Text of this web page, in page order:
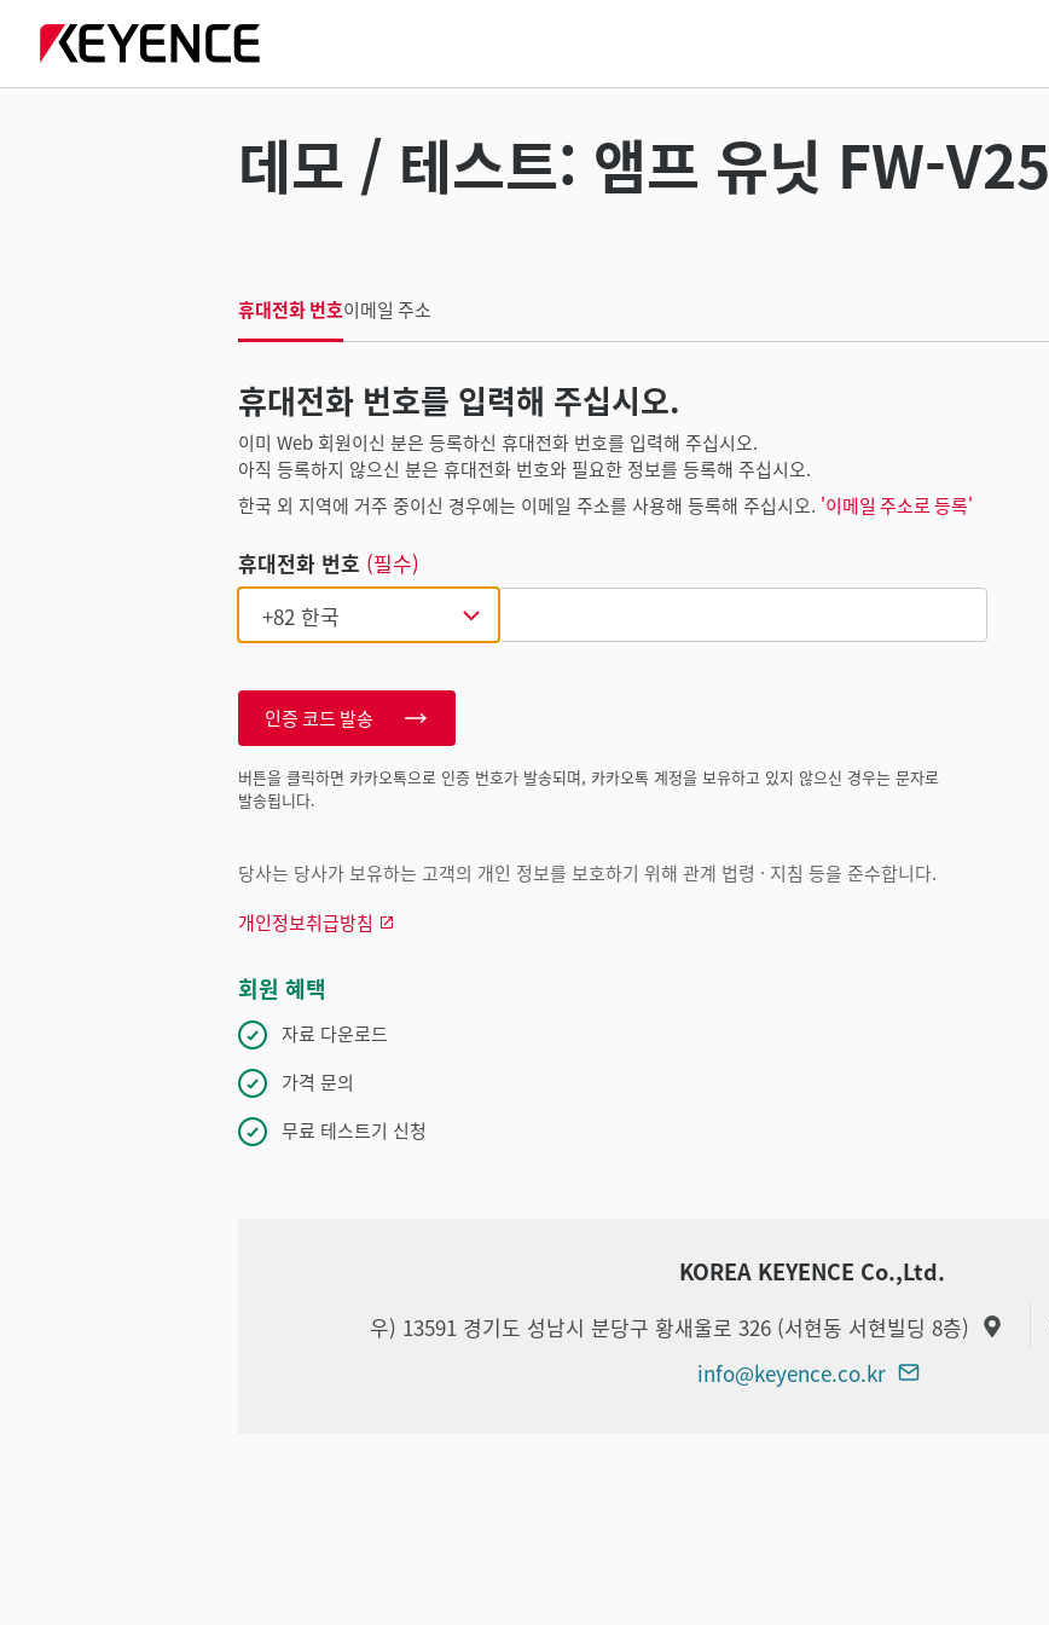
데모 / 테스트: 앰프 유닛 FW-V25
휴대전화 번호이메일 주소
휴대전화 번호를 입력해 주십시오.
이미 Web 회원이신 분은 등록하신 휴대전화 번호를 입력해 주십시오.
아직 등록하지 않으신 분은 휴대전화 번호와 필요한 정보를 등록해 주십시오.
한국 외 지역에 거주 중이신 경우에는 이메일 주소를 사용해 등록해 주십시오. '이메일 주소로 등록'
휴대전화 번호 (필수)
인증 코드 발송
버튼을 클릭하면 카카오톡으로 인증 번호가 발송되며, 카카오톡 계정을 보유하고 있지 않으신 경우는 문자로
발송됩니다.
당사는 당사가 보유하는 고객의 개인 정보를 보호하기 위해 관계 법령 · 지침 등을 준수합니다.
개인정보취급방침
회원 혜택
자료 다운로드
가격 문의
무료 테스트기 신청
KOREA KEYENCE Co.,Ltd.
우) 13591 경기도 성남시 분당구 황새울로 326 (서현동 서현빌딩 8층)
info@keyence.co.kr